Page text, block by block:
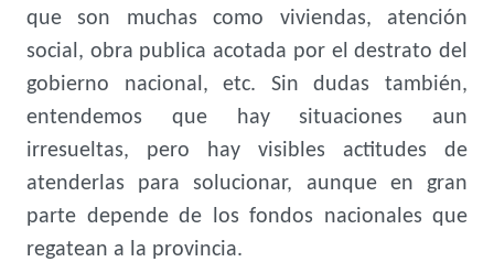
que son muchas como viviendas, atención
social, obra publica acotada por el destrato del
gobierno nacional, etc. Sin dudas también,
entendemos que hay situaciones aun
irresueltas, pero hay visibles actitudes de
atenderlas para solucionar, aunque en gran
parte depende de los fondos nacionales que
regatean a la provincia.